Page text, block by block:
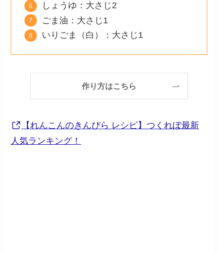
しょうゆ：大さじ2
ごま油：大さじ1
いりごま（白）：大さじ1
作り方はこちら
【れんこんのきんぴら レシピ】つくれぽ最新
人気ランキング！